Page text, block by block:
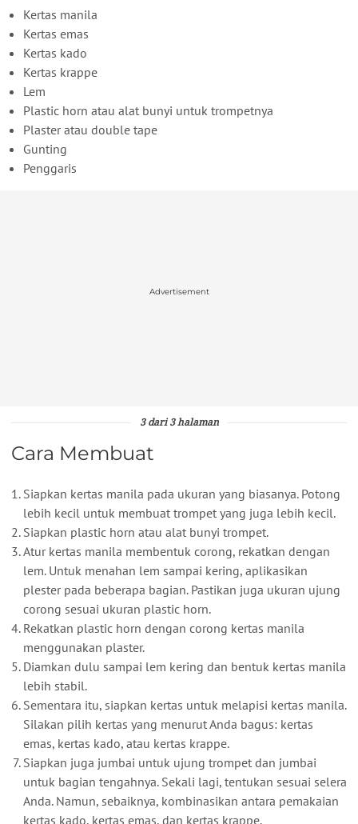
Kertas manila
Kertas emas
Kertas kado
Kertas krappe
Lem
Plastic horn atau alat bunyi untuk trompetnya
Plaster atau double tape
Gunting
Penggaris
Advertisement
3 dari 3 halaman
Cara Membuat
Siapkan kertas manila pada ukuran yang biasanya. Potong
lebih kecil untuk membuat trompet yang juga lebih kecil.
Siapkan plastic horn atau alat bunyi trompet.
Atur kertas manila membentuk corong, rekatkan dengan
lem. Untuk menahan lem sampai kering, aplikasikan
plester pada beberapa bagian. Pastikan juga ukuran ujung
corong sesuai ukuran plastic horn.
Rekatkan plastic horn dengan corong kertas manila
menggunakan plaster.
Diamkan dulu sampai lem kering dan bentuk kertas manila
lebih stabil.
Sementara itu, siapkan kertas untuk melapisi kertas manila.
Silakan pilih kertas yang menurut Anda bagus: kertas
emas, kertas kado, atau kertas krappe.
Siapkan juga jumbai untuk ujung trompet dan jumbai
untuk bagian tengahnya. Sekali lagi, tentukan sesuai selera
Anda. Namun, sebaiknya, kombinasikan antara pemakaian
kertas kado, kertas emas, dan kertas krappe.